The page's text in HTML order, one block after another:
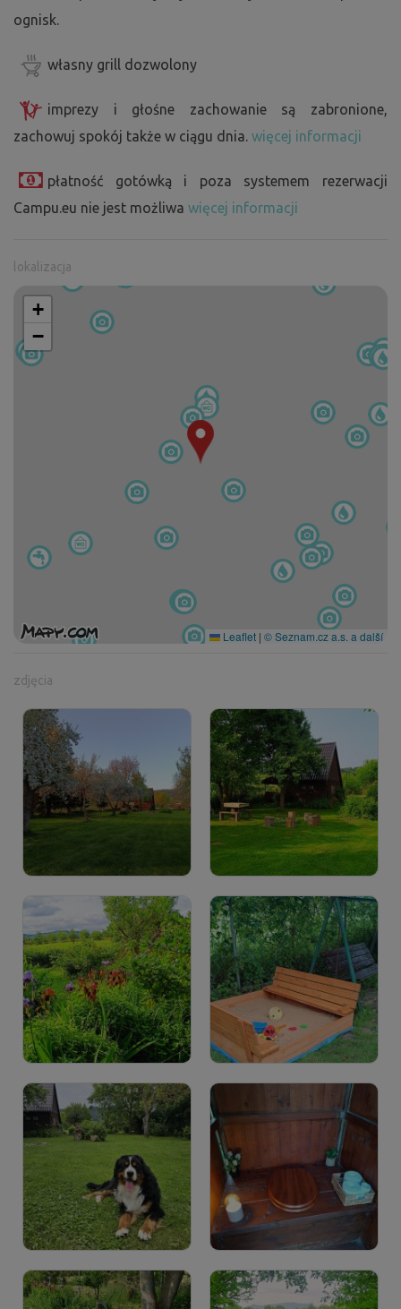
ognisk.
własny grill dozwolony
imprezy i głośne zachowanie są zabronione,
zachowuj spokój także w ciągu dnia. więcej informacji
płatność gotówką i poza systemem rezerwacji
Campu.eu nie jest możliwa więcej informacji
lokalizacja
+
−
Leaflet | © Seznam.cz a.s. a další
zdjęcia